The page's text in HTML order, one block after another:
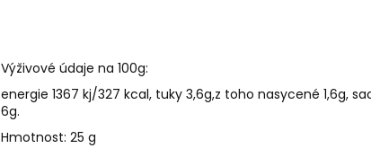
Výživové údaje na 100g:
energie 1367 kj/327 kcal, tuky 3,6g,z toho nasycené 1,6g,
6g.
Hmotnost: 25 g